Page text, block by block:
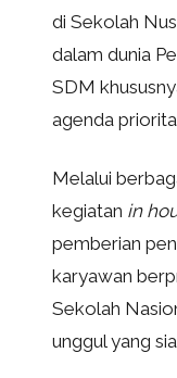
di Sekolah
dalam dunia
SDM
agenda
Melalui
kegiatan in
pemberian
karyawan
Sekolah
unggul yang